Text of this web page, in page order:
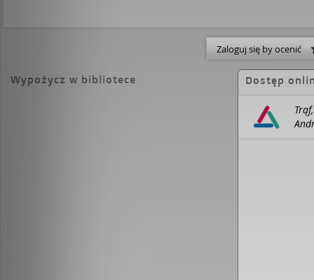
rozmaite prywatne problemy, szybko
elity. Każdy chciał należeć do tego
oni strzegli swoich granic i swojej
drewnianym pomoście, rozmawiali
swoich głęboko skrywanych tajemnicach,
lojalności, grali w gry, które czasem
śmiechu, a czasem…Trąf, trąf, Misia,
wyliczanki zna każde dziecko. Ale w
Zaloguj się by ocenić
Wypożycz w bibliotece Dostęp